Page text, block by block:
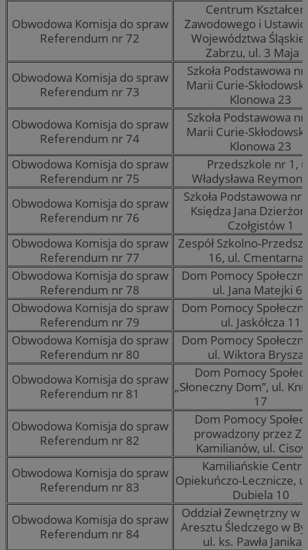
Obwodowa Komisja do spraw
Referendum nr 72
Centrum
Zawodowego i
Województwa
Zabrzu, ul. 3 Maja
Obwodowa Komisja do spraw
Referendum nr 73
Szkoła Podstawowa
Marii Curie-
Klonowa 23
Obwodowa Komisja do spraw
Referendum nr 74
Szkoła Podstawowa
Marii Curie-
Klonowa 23
Obwodowa Komisja do spraw
Referendum nr 75
Przedszkole nr 1,
Władysława
Obwodowa Komisja do spraw
Referendum nr 76
Szkoła Podstawowa nr
Księdza Jana
Czołgistów 1
Obwodowa Komisja do spraw
Referendum nr 77
Zespół Szkolno-
16, ul. Cmentarna
Obwodowa Komisja do spraw
Referendum nr 78
Dom Pomocy
ul. Jana Matejki
Obwodowa Komisja do spraw
Referendum nr 79
Dom Pomocy
ul. Jaskółcza 11
Obwodowa Komisja do spraw
Referendum nr 80
Dom Pomocy
ul. Wiktora Brysza
Obwodowa Komisja do spraw
Referendum nr 81
Dom Pomocy
„Słoneczny Dom”, ul.
17
Obwodowa Komisja do spraw
Referendum nr 82
Dom Pomocy
prowadzony przez
Kamilianów, ul.
Obwodowa Komisja do spraw
Referendum nr 83
Kamiliańskie
Opiekuńczo-Lecznicze,
Dubiela 10
Obwodowa Komisja do spraw
Referendum nr 84
Oddział Zewnętrzny w
Aresztu Śledczego w
ul. ks. Pawła Janika